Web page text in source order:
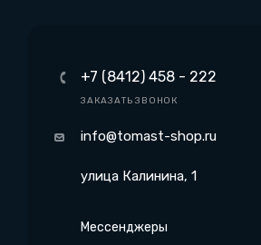
+7 (8412) 458 - 222
ЗАКАЗАТЬ ЗВОНОК
info@tomast-shop.ru
улица Калинина, 1
Мессенджеры